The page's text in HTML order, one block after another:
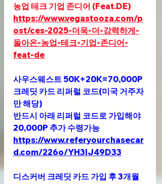
농업 테크 기업 존디어 (Feat.DE)
https://www.vegastooza.com/p
ost/ces-2025-더욱-더-강력하게-
돌아온-농업-테크-기업-존디어-
feat-de
사우스웨스트 50K+20K=70,000P
크레딧 카드 리퍼럴 코드(미국 거주자
만 해당)
반드시 아래 리퍼럴 코드로 가입해야
20,000P 추가 수령가능
https://www.referyourchasecar
d.com/226o/YH3IJ49D33
디스커버 크레딧 카드 가입 후 3개월